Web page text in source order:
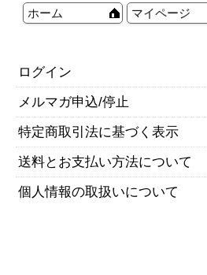
ホーム マイページ
ログイン
メルマガ申込/停止
特定商取引法に基づく表示
送料とお支払い方法について
個人情報の取扱いについて